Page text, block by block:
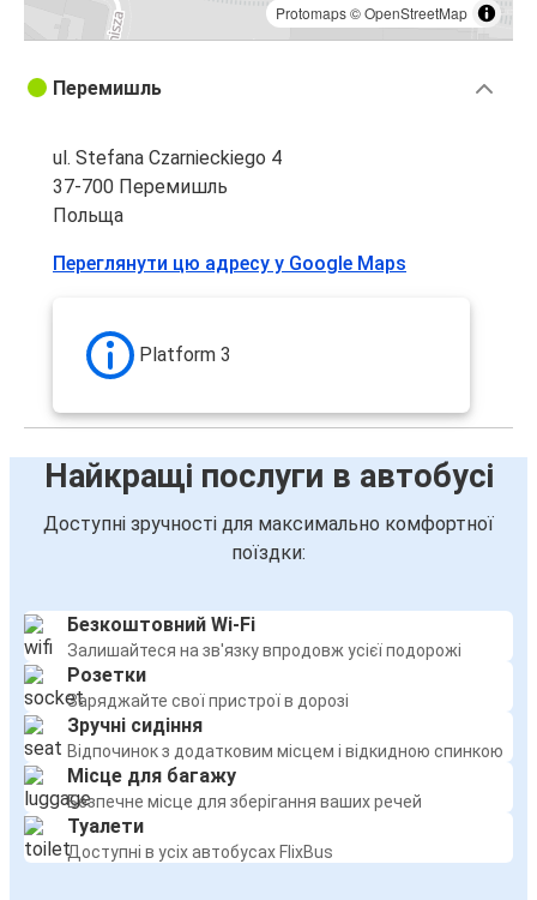
Protomaps©OpenStreetMap
Перемишль
ul. Stefana Czarnieckiego 4
37-700 Перемишль
Польща
Переглянути цю адресу у Google Maps
Platform 3
Найкращі послуги в автобусі
Доступні зручності для максимально комфортної
поїздки:
Безкоштовний Wi-Fi
Залишайтеся на зв'язку впродовж усієї подорожі
Розетки
Заряджайте свої пристрої в дорозі
Зручні сидіння
Відпочинок з додатковим місцем і відкидною спинкою
Місце для багажу
Безпечне місце для зберігання ваших речей
Туалети
Доступні в усіх автобусах FlixBus